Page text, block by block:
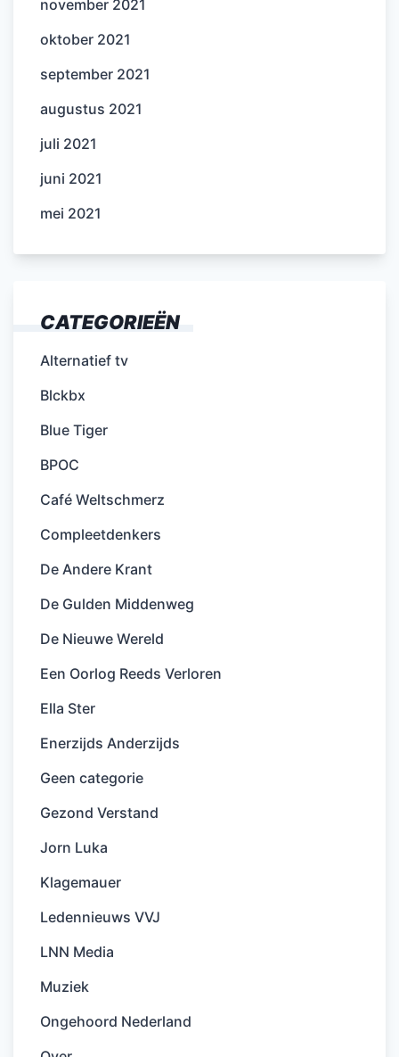
november 2021
oktober 2021
september 2021
augustus 2021
juli 2021
juni 2021
mei 2021
CATEGORIEËN
Alternatief tv
Blckbx
Blue Tiger
BPOC
Café Weltschmerz
Compleetdenkers
De Andere Krant
De Gulden Middenweg
De Nieuwe Wereld
Een Oorlog Reeds Verloren
Ella Ster
Enerzijds Anderzijds
Geen categorie
Gezond Verstand
Jorn Luka
Klagemauer
Ledennieuws VVJ
LNN Media
Muziek
Ongehoord Nederland